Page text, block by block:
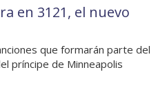
en 3121, el nuevo
que formarán parte del
príncipe de Minneapolis